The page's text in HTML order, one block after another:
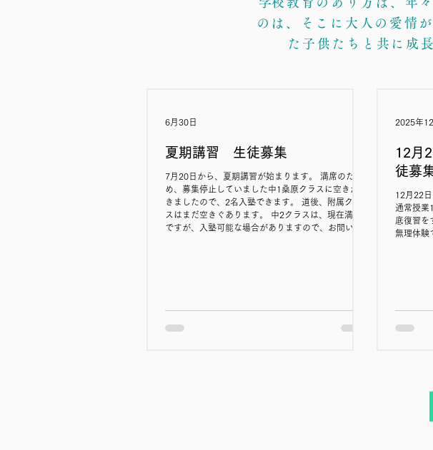
のは、そこに大人の愛情
た子供たちと共に成
夏期講習 生徒募集
7月20日から、夏期講習が始まります。 満席のた
め、募集停止していました中1桑原クラスに空きがで
きましたので、2名入塾できます。 道後、附属クラ
スはまだ空きぐあります。 中2クラスは、現在満席
ですが、入塾可能な場合がありますので、お問い合
6月30日
12月
徒募
12月22
通常授業
底復習を
無理体験
2025年